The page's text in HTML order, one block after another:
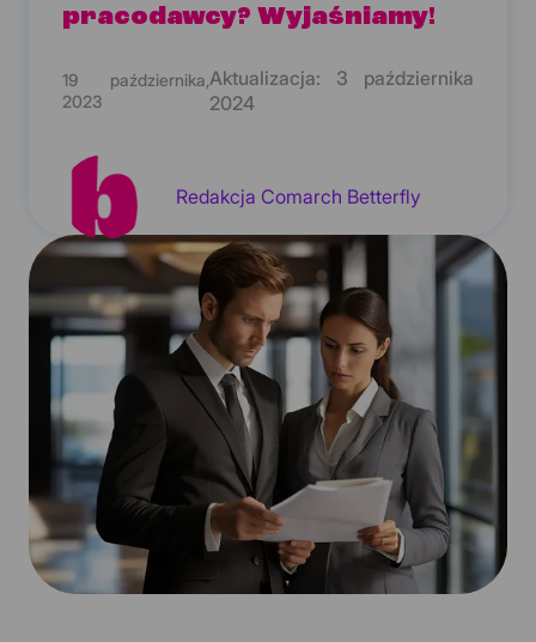
pracodawcy? Wyjaśniamy!
19 października,
2023
Aktualizacja: 3 października
2024
Redakcja Comarch Betterfly